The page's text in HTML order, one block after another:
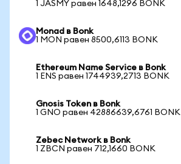
1 JASMY равен 1648,1296 BONK
Monad в Bonk
1 MON равен 8500,6113 BONK
Ethereum Name Service в Bonk
1 ENS равен 1744939,2713 BONK
Gnosis Token в Bonk
1 GNO равен 42886639,6761 BONK
Zebec Network в Bonk
1 ZBCN равен 712,1660 BONK